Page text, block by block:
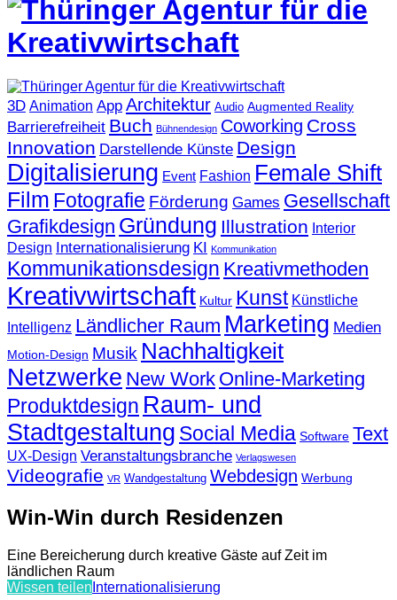
3D Animation App Architektur Audio Augmented Reality
Barrierefreiheit Buch Bühnendesign Coworking Cross
Innovation Darstellende Künste Design
Digitalisierung Event Fashion Female Shift
Film Fotografie Förderung Games Gesellschaft
Grafikdesign Gründung Illustration Interior
Design Internationalisierung KI Kommunikation
Kommunikationsdesign Kreativmethoden
Kreativwirtschaft Kultur Kunst Künstliche
Intelligenz Ländlicher Raum Marketing Medien
Motion-Design Musik Nachhaltigkeit
Netzwerke New Work Online-Marketing
Produktdesign Raum- und
Stadtgestaltung Social Media Software Text
UX-Design Veranstaltungsbranche Verlagswesen
Videografie VR Wandgestaltung Webdesign Werbung
Win-Win durch Residenzen
Eine Bereicherung durch kreative Gäste auf Zeit im
ländlichen Raum
Wissen teilen Internationalisierung